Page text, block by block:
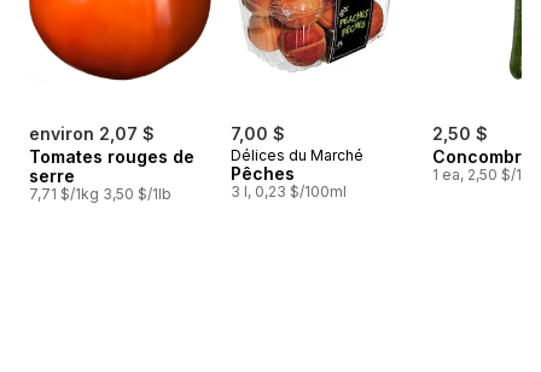
environ 2,07 $
Tomates rouges de
serre
7,71 $/1kg 3,50 $/1lb
7,00 $
Délices du Marché
Pêches
3 l, 0,23 $/100ml
2,50 $
1 ea, 2,50 $/1ch